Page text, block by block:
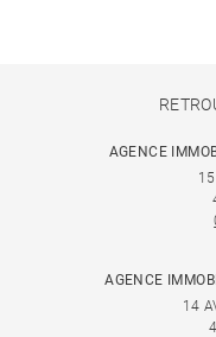
AGENCE
AGENCE
14